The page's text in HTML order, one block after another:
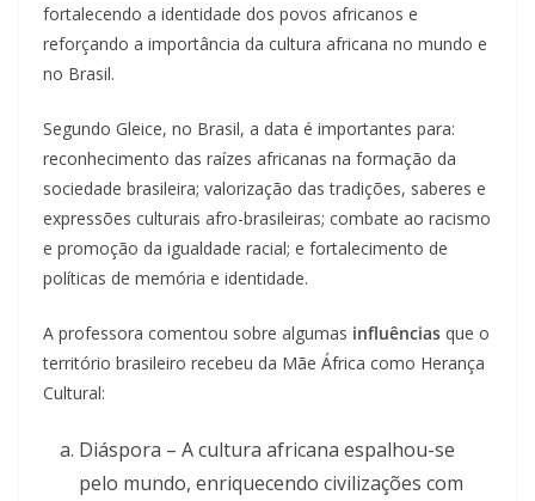
fortalecendo a identidade dos povos africanos e
reforçando a importância da cultura africana no mundo e
no Brasil.
Segundo Gleice, no Brasil, a data é importantes para:
reconhecimento das raízes africanas na formação da
sociedade brasileira; valorização das tradições, saberes e
expressões culturais afro-brasileiras; combate ao racismo
e promoção da igualdade racial; e fortalecimento de
políticas de memória e identidade.
A professora comentou sobre algumas influências que o
território brasileiro recebeu da Mãe África como Herança
Cultural:
Diáspora – A cultura africana espalhou-se
pelo mundo, enriquecendo civilizações com